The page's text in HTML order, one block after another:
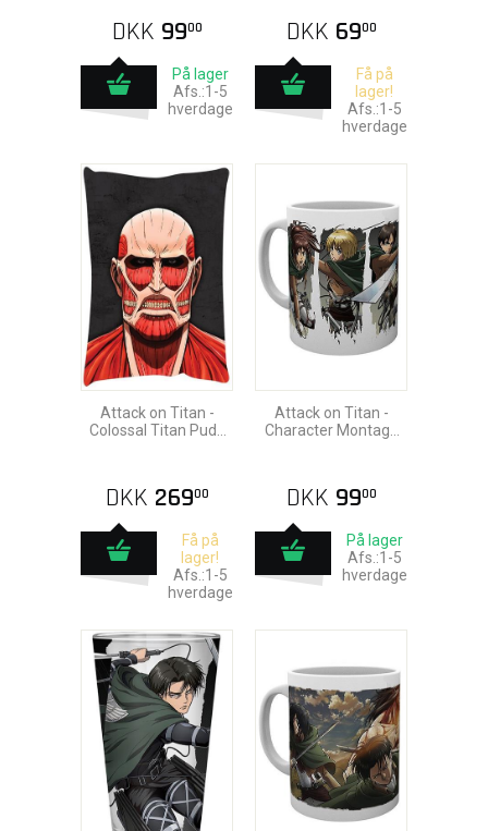
DKK 9900
På lager
Afs.:1-5
hverdage
DKK 6900
Få på
lager!
Afs.:1-5
hverdage
Attack on Titan -
Colossal Titan Pude
DKK 26900
Få på
lager!
Afs.:1-5
hverdage
Attack on Titan -
Character Montage
DKK 9900
På lager
Afs.:1-5
hverdage